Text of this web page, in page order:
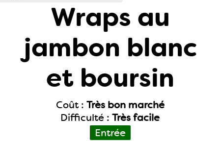
Wraps au
jambon blanc
et boursin
Coût : Très bon marché
Difficulté : Très facile
Entrée